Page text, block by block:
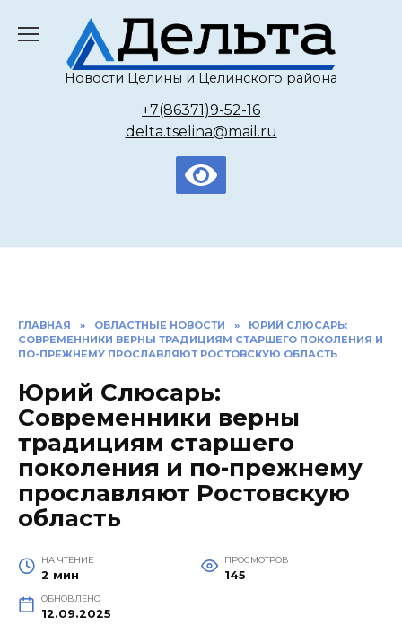
содержанию
Новости Целины и Целинского района
+7(86371)9-52-16
delta.tselina@mail.ru
ГЛАВНАЯ » ОБЛАСТНЫЕ НОВОСТИ »
ЮРИЙ СЛЮСАРЬ:
СОВРЕМЕННИКИ ВЕРНЫ ТРАДИЦИЯМ СТАРШЕГО ПОКОЛЕНИЯ И
ПО-ПРЕЖНЕМУ ПРОСЛАВЛЯЮТ РОСТОВСКУЮ ОБЛАСТЬ
Юрий Слюсарь:
Современники верны
традициям старшего
поколения и по-прежнему
прославляют Ростовскую
область
НА ЧТЕНИЕ
2 мин
ПРОСМОТРОВ
145
ОБНОВЛЕНО
12.09.2025